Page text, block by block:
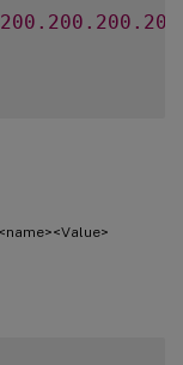
200.200 .200 .200